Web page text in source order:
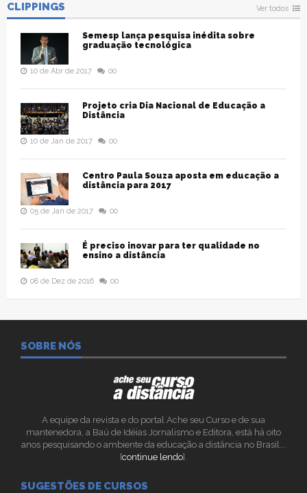
CLIPPINGS Ver todos
Semesp lança pesquisa inédita sobre
graduação tecnológica
10 de Abr de 2017 00
Projeto cria Dia Nacional de Educação a
Distância
10 de Jan de 2017 00
Centro Paula Souza aposta em educação a
distância para 2017
05 de Jan de 2017 00
É preciso inovar para ter qualidade no
ensino a distância
08 de Dez de 2016 00
SOBRE NÓS
A equipe da revista e do portal Ache seu Curso e de sua
mantenedora, a Baú de Idéias Jornalismo e Editora, está há oito
anos pesquisando o ambiente da educação a distância no Brasil...
[continue lendo].
SUGESTÕES DE CURSOS